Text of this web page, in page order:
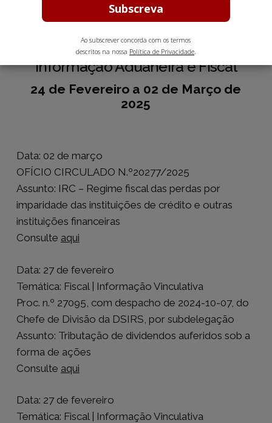
Informação Aduaneira e Fiscal
24 de Fevereiro a 02 de Março de
2025
Data: 02 de março
OFÍCIO CIRCULADO N.º20277/2025
Assunto: IRC – Regime fiscal das perdas por
imparidade das instituições de crédito e outras
instituições financeiras
Consulte aqui
Data: 27 de fevereiro
Temática: Fiscal | Informação Vinculativa
Proc. n.º 27095, com despacho de 2024-10-07, do
Chefe de Divisão da DSIRS, por subdelegação
Assunto: Tributação de dividendos auferidos sob a
forma de ações
Consulte aqui
Data: 27 de fevereiro
Temática: Fiscal | Informação Vinculativa
Ao subscrever concorda com os termos
descritos na nossa Política de Privacidade.